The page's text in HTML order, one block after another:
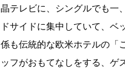
晶テレビに、シングルでも一
ドサイドに集中していて、
係も伝統的な欧米ホテルの「
ッフがおもてなしをする、ゲ